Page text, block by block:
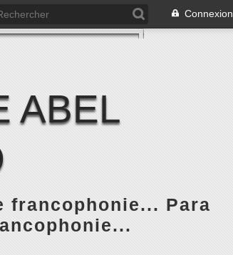
Connexion
ABEL
francophonie... Para